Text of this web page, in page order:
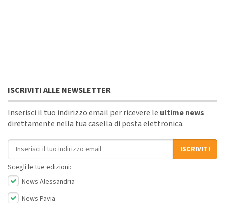
ISCRIVITI ALLE NEWSLETTER
Inserisci il tuo indirizzo email per ricevere le ultime news
direttamente nella tua casella di posta elettronica.
Indirizzo email
ISCRIVITI
Scegli le tue edizioni:
News Alessandria
News Pavia